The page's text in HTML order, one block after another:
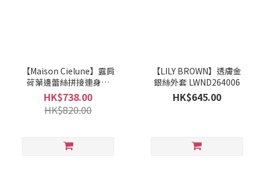
【Maison Cielune】露肩
荷葉邊蕾絲拼接連身裙
MWAM261517
HK$738.00
HK$820.00
【LILY BROWN】透膚金
銀絲外套 LWND264006
HK$645.00